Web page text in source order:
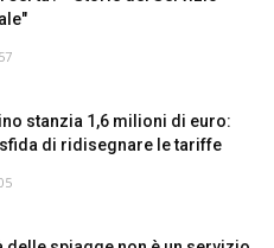
stanzia 1,6 milioni di euro:
di ridisegnare le tariffe